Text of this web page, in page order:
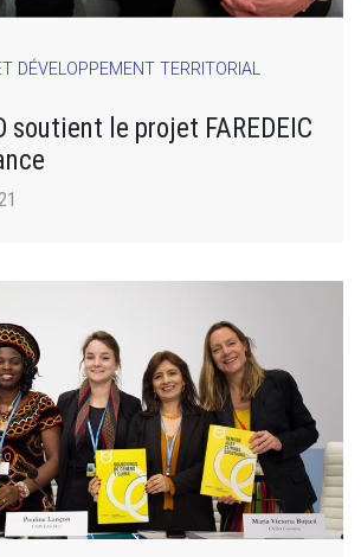
DÉVELOPPEMENT TERRITORIAL
soutient le projet FAREDEIC